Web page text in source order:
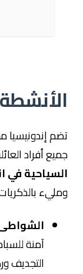
تضم
جميع أفراد
السياحية في
ومليء
آمنة
التجديف